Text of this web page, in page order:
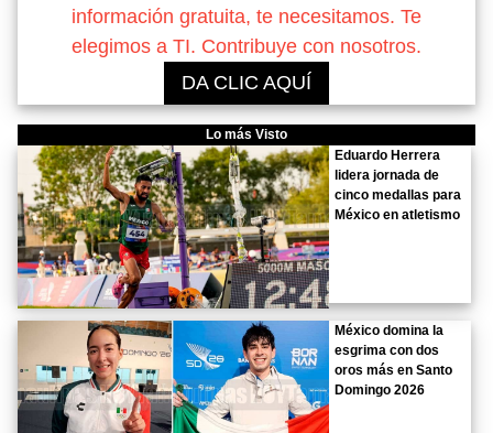
información gratuita, te necesitamos. Te
elegimos a TI. Contribuye con nosotros.
DA CLIC AQUÍ
Lo más Visto
Eduardo Herrera
lidera jornada de
cinco medallas para
México en atletismo
México domina la
esgrima con dos
oros más en Santo
Domingo 2026